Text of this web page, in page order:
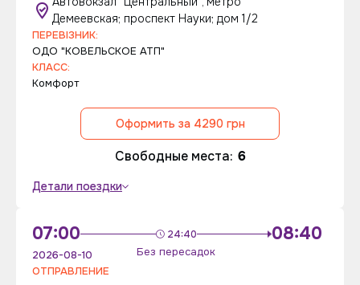
Демеевская; проспект Науки; дом 1/2
ПЕРЕВІЗНИК:
ОДО "КОВЕЛЬСКОЕ АТП"
КЛАСС:
Комфорт
Оформить за 4290 грн
Свободные места: 6
Детали поездки
07:00 24:40
Без пересадок
08:40
2026-08-10
ОТПРАВЛЕНИЕ